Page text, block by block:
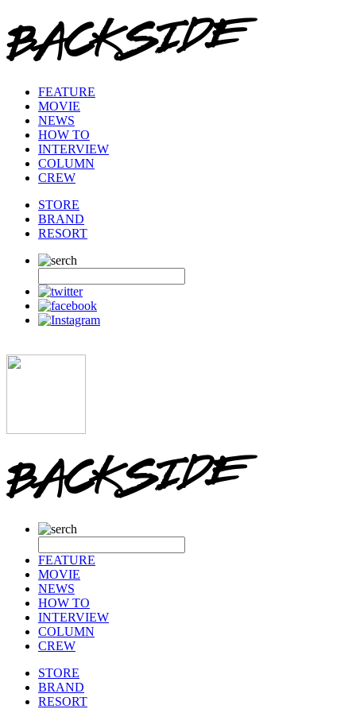
FEATURE
MOVIE
NEWS
HOW TO
INTERVIEW
COLUMN
CREW
STORE
BRAND
RESORT
FEATURE
MOVIE
NEWS
HOW TO
INTERVIEW
COLUMN
CREW
STORE
BRAND
RESORT